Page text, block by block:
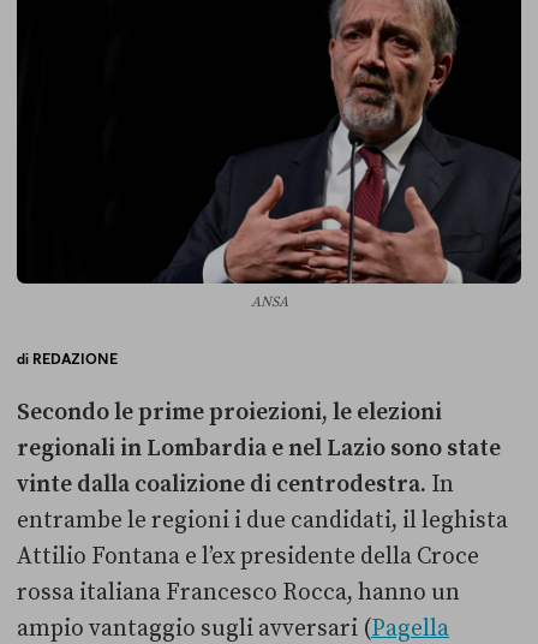
ANSA
di REDAZIONE
Secondo le prime proiezioni, le elezioni
regionali in Lombardia e nel Lazio sono state
vinte dalla coalizione di centrodestra. In
entrambe le regioni i due candidati, il leghista
Attilio Fontana e l’ex presidente della Croce
rossa italiana Francesco Rocca, hanno un
ampio vantaggio sugli avversari (Pagella